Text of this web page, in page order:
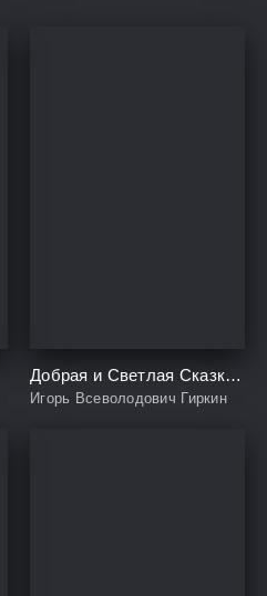
Добрая и Светлая Сказка о Принцессе-Лани
Игорь Всеволодович Гиркин